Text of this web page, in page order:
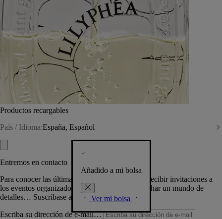
Productos recargables
País / Idioma:España, Español
Añadido a mi bolsa
Ver mi bolsa
Entremos en contacto
Para conocer las últimas creaciones de la Casa, recibir invitaciones a
los eventos organizados por Diptyque y aprovechar un mundo de
detalles… Suscríbase a nuestra newsletter.
Escriba su dirección de e-mail…